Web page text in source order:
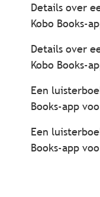
Details over
Kobo Books-
Details over
Kobo Books-
Een
Books-app
Een
Books-app